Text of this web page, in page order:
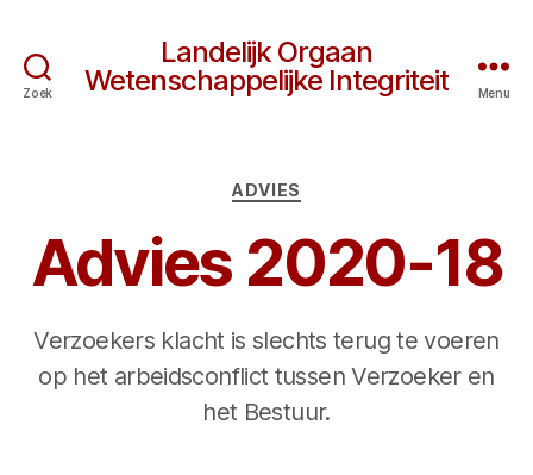
Zoek
Landelijk Orgaan
Wetenschappelijke Integriteit
Menu
Categorieën
ADVIES
Advies 2020-18
Verzoekers klacht is slechts terug te voeren
op het arbeidsconflict tussen Verzoeker en
het Bestuur.